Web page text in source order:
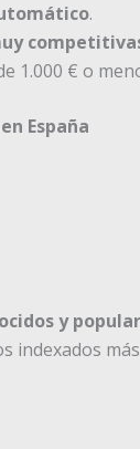
.
1.000 € o
España
y
indexados